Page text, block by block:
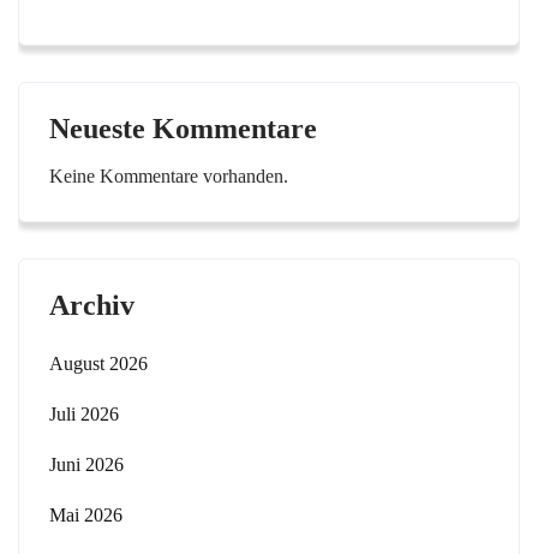
Neueste Kommentare
Keine Kommentare vorhanden.
Archiv
August 2026
Juli 2026
Juni 2026
Mai 2026